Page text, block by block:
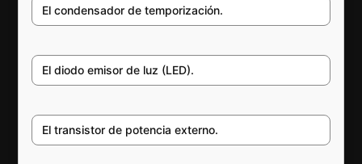
El condensador de temporización.
El diodo emisor de luz (LED).
El transistor de potencia externo.